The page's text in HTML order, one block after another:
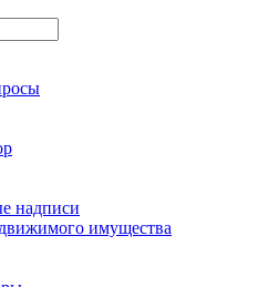
надписи
имущества